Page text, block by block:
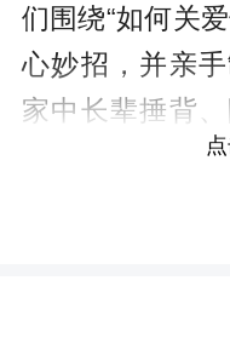
们围绕“如何关
心妙招，并亲
家中长辈捶背
动传递孝心与
了解传统节日